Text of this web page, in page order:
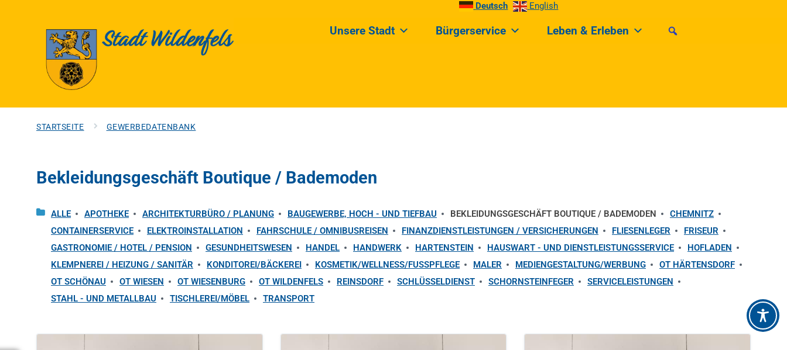
Deutsch English
Unsere Stadt Bürgerservice Leben & Erleben
STARTSEITE GEWERBEDATENBANK
Bekleidungsgeschäft Boutique / Bademoden
ALLE APOTHEKE ARCHITEKTURBÜRO / PLANUNG BAUGEWERBE, HOCH - UND TIEFBAU BEKLEIDUNGSGESCHÄFT BOUTIQUE / BADEMODEN
CHEMNITZ
CONTAINERSERVICE
ELEKTROINSTALLATION FAHRSCHULE / OMNIBUSREISEN FINANZDIENSTLEISTUNGEN / VERSICHERUNGEN FLIESENLEGER
FRISEUR
GASTRONOMIE / HOTEL / PENSION
GESUNDHEITSWESEN HANDEL HANDWERK HARTENSTEIN HAUSWART - UND DIENSTLEISTUNGSSERVICE
HOFLADEN
KLEMPNEREI / HEIZUNG / SANITÄR
KONDITOREI/BÄCKEREI KOSMETIK/WELLNESS/FUSSPFLEGE MALER MEDIENGESTALTUNG/WERBUNG
OT HÄRTENSDORF
OT SCHÖNAU
OT WIESEN OT WIESENBURG OT WILDENFELS REINSDORF SCHLÜSSELDIENST SCHORNSTEINFEGER
SERVICELEISTUNGEN
STAHL - UND METALLBAU
TISCHLEREI/MÖBEL TRANSPORT